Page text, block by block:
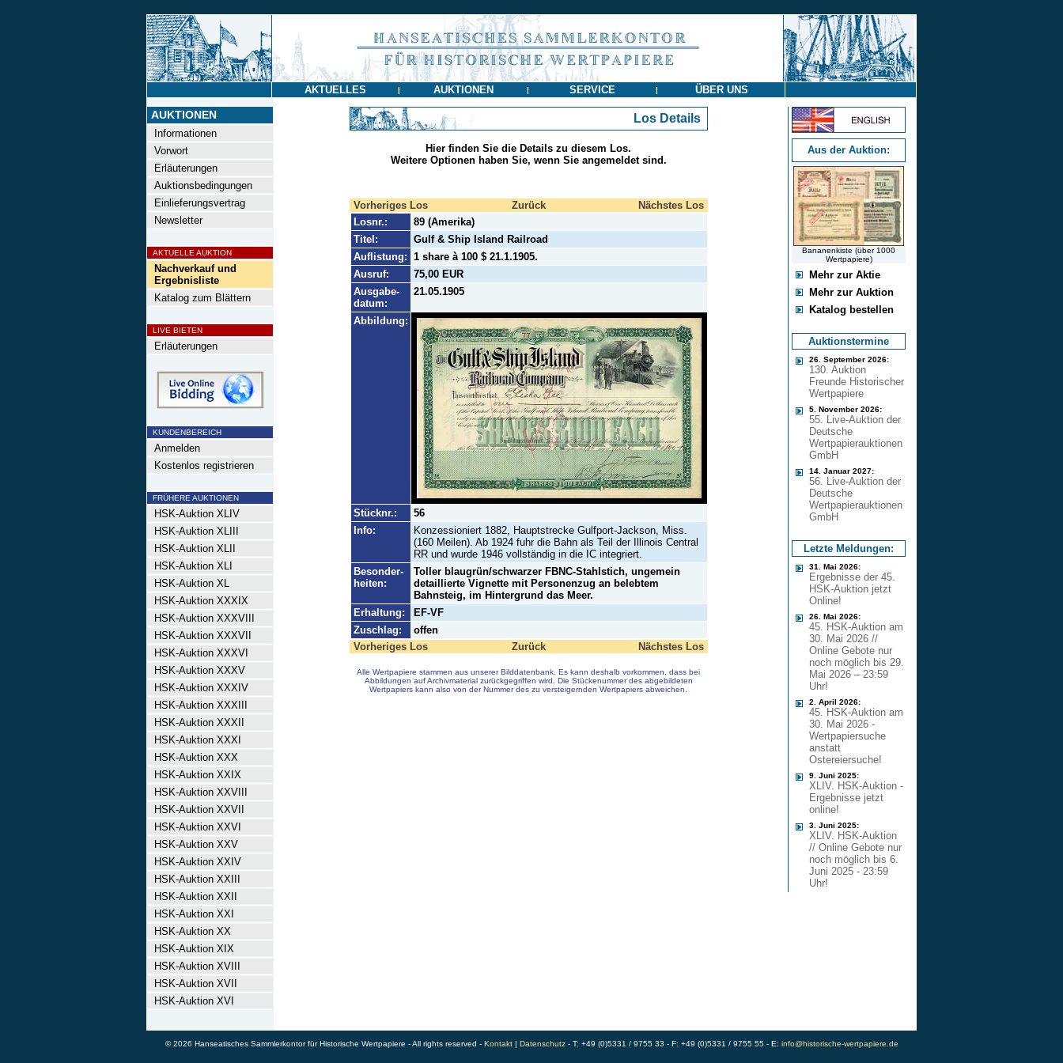
AKTUELLES | AUKTIONEN | SERVICE | ÜBER UNS
AUKTIONEN
Informationen
Vorwort
Erläuterungen
Auktionsbedingungen
Einlieferungsvertrag
Newsletter
AKTUELLE AUKTION
Nachverkauf und
Ergebnisliste
Katalog zum Blättern
LIVE BIETEN
Erläuterungen
KUNDENBEREICH
Anmelden
Kostenlos registrieren
FRÜHERE AUKTIONEN
HSK-Auktion XLIV
HSK-Auktion XLIII
HSK-Auktion XLII
HSK-Auktion XLI
HSK-Auktion XL
HSK-Auktion XXXIX
HSK-Auktion XXXVIII
HSK-Auktion XXXVII
HSK-Auktion XXXVI
HSK-Auktion XXXV
HSK-Auktion XXXIV
HSK-Auktion XXXIII
HSK-Auktion XXXII
HSK-Auktion XXXI
HSK-Auktion XXX
HSK-Auktion XXIX
HSK-Auktion XXVIII
HSK-Auktion XXVII
HSK-Auktion XXVI
HSK-Auktion XXV
HSK-Auktion XXIV
HSK-Auktion XXIII
HSK-Auktion XXII
HSK-Auktion XXI
HSK-Auktion XX
HSK-Auktion XIX
HSK-Auktion XVIII
HSK-Auktion XVII
HSK-Auktion XVI
Los Details
Hier finden Sie die Details zu diesem Los.
Weitere Optionen haben Sie, wenn Sie angemeldet sind.
Vorheriges Los Zurück
Nächstes Los
Losnr.:
89 (Amerika)
Titel:
Gulf & Ship Island Railroad
Auflistung: 1 share à 100 $ 21.1.1905.
Ausruf:
75,00 EUR
Ausgabe-
datum:
21.05.1905
Abbildung:
Stücknr.:
56
Info:
Konzessioniert 1882, Hauptstrecke Gulfport-Jackson, Miss.
(160 Meilen). Ab 1924 fuhr die Bahn als Teil der Illinois Central
RR und wurde 1946 vollständig in die IC integriert.
Besonder-
heiten:
Toller blaugrün/schwarzer FBNC-Stahlstich, ungemein
detaillierte Vignette mit Personenzug an belebtem
Bahnsteig, im Hintergrund das Meer.
Erhaltung:
EF-VF
Zuschlag:
offen
Vorheriges Los
Zurück Nächstes Los
Alle Wertpapiere stammen aus unserer Bilddatenbank. Es kann deshalb vorkommen, dass bei
Abbildungen auf Archivmaterial zurückgegriffen wird. Die Stückenummer des abgebildeten
Wertpapiers kann also von der Nummer des zu versteigernden Wertpapiers abweichen.
Aus der Auktion:
Bananenkiste (über 1000
Wertpapiere)
Mehr zur Aktie
Mehr zur Auktion
Katalog bestellen
Auktionstermine
26. September 2026:
130. Auktion
Freunde Historischer
Wertpapiere
5. November 2026:
55. Live-Auktion der
Deutsche
Wertpapierauktionen
GmbH
14. Januar 2027:
56. Live-Auktion der
Deutsche
Wertpapierauktionen
GmbH
Letzte Meldungen:
31. Mai 2026:
Ergebnisse der 45.
HSK-Auktion jetzt
Online!
26. Mai 2026:
45. HSK-Auktion am
30. Mai 2026 //
Online Gebote nur
noch möglich bis 29.
Mai 2026 – 23:59
Uhr!
2. April 2026:
45. HSK-Auktion am
30. Mai 2026 -
Wertpapiersuche
anstatt
Ostereiersuche!
9. Juni 2025:
XLIV. HSK-Auktion -
Ergebnisse jetzt
online!
3. Juni 2025:
XLIV. HSK-Auktion
// Online Gebote nur
noch möglich bis 6.
Juni 2025 - 23:59
Uhr!
© 2026 Hanseatisches Sammlerkontor für Historische Wertpapiere - All rights reserved - Kontakt| Datenschutz- T: +49 (0)5331 / 9755 33 - F: +49 (0)5331 / 9755 55 - E: info@historische-wertpapiere.de